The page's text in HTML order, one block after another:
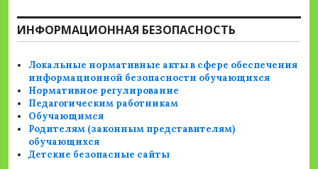
ИНФОРМАЦИОННАЯ БЕЗОПАСНОСТЬ
Локальные нормативные акты в сфере обеспечения
информационной безопасности обучающихся
Нормативное регулирование
Педагогическим работникам
Обучающимся
Родителям (законным представителям)
обучающихся
Детские безопасные сайты